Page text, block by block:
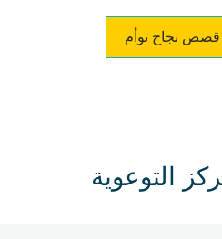
قصص نجاح توأم
التوعوية